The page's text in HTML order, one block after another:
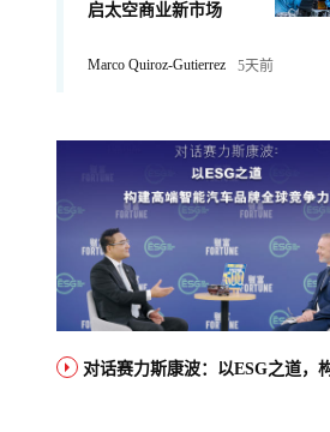
启太空商业新市场
Marco Quiroz-Gutierrez 5天前